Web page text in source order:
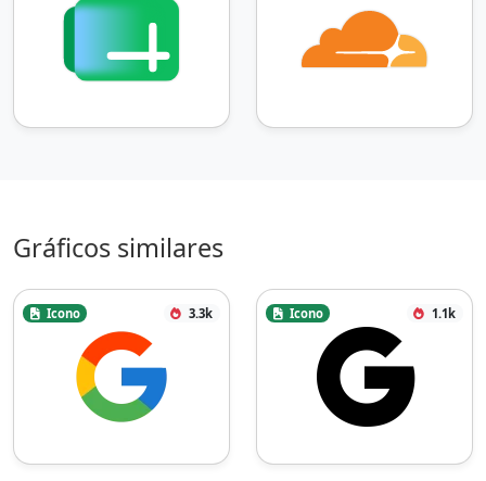
Gráficos similares
Icono 3.3k Icono 1.1k